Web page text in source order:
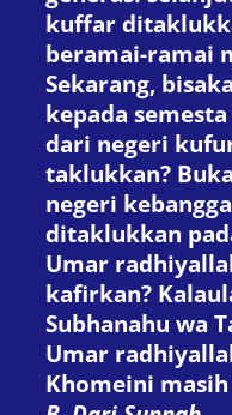
kuffar
beramai-ramai
Sekarang,
kepada
dari negeri
taklukkan?
negeri
ditaklukkan
Umar
kafirkan?
Subhanahu wa
Umar
Khomeini